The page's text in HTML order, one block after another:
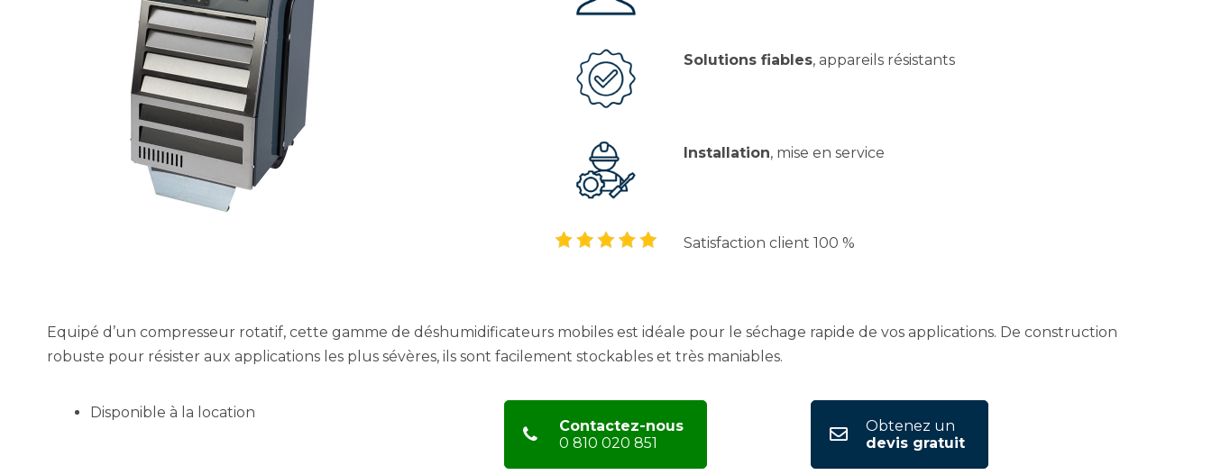
Solutions fiables, appareils résistants
Installation, mise en service
Satisfaction client 100 %
Equipé d’un compresseur rotatif, cette gamme de déshumidificateurs mobiles est idéale pour le séchage rapide de vos applications. De construction
robuste pour résister aux applications les plus sévères, ils sont facilement stockables et très maniables.
Disponible à la location
Contactez-nous
0 810 020 851
Obtenez un
devis gratuit